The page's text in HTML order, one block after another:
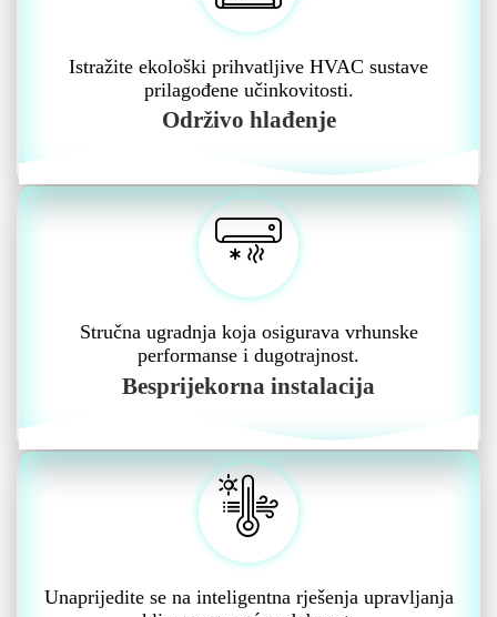
Istražite ekološki prihvatljive HVAC sustave
prilagođene učinkovitosti.
Održivo hlađenje
Stručna ugradnja koja osigurava vrhunske
performanse i dugotrajnost.
Besprijekorna instalacija
Unaprijedite se na inteligentna rješenja upravljanja